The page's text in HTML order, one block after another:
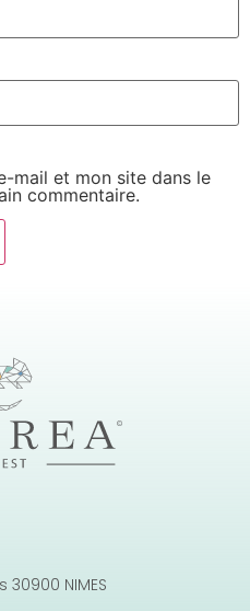
mail et mon site dans le
commentaire.
NIMES